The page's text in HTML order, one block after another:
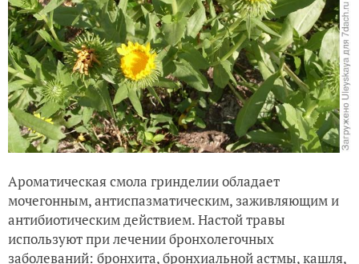
Ароматическая смола гринделии обладает
мочегонным, антиспазматическим, заживляющим и
антибиотическим действием. Настой травы
используют при лечении бронхолегочных
заболеваний: бронхита, бронхиальной астмы, кашля,